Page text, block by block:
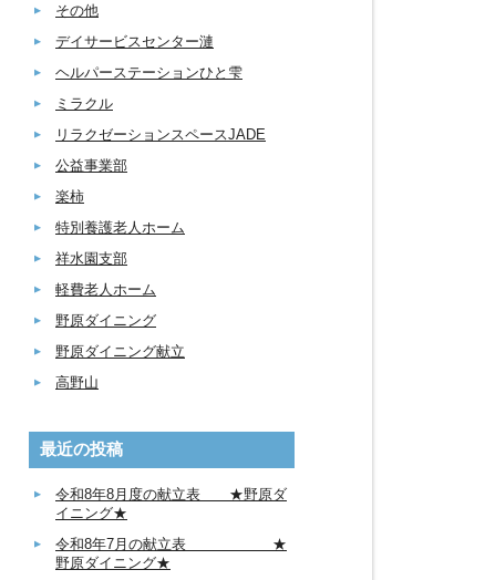
その他
デイサービスセンター漣
ヘルパーステーションひと雫
ミラクル
リラクゼーションスペースJADE
公益事業部
楽柿
特別養護老人ホーム
祥水園支部
軽費老人ホーム
野原ダイニング
野原ダイニング献立
高野山
最近の投稿
令和8年8月度の献立表 ★野原ダ
イニング★
令和8年7月の献立表 ★
野原ダイニング★